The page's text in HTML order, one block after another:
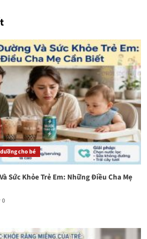
cho bé
Sức Khỏe Trẻ Em: Những Điều Cha Mẹ
0